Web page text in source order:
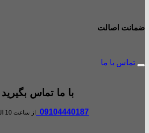
ضمانت اصالت
تماس با ما
با ما تماس بگیرید
09104440187 از ساعت 10 الی 21